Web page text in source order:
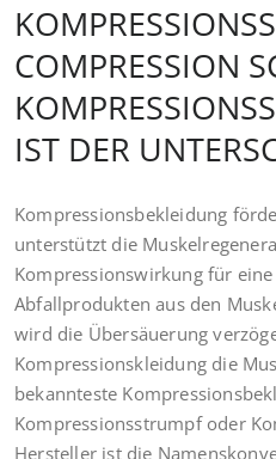
COMPRESSION
IST DER
Kompressionsbekleidung
unterstützt die
Kompressionswirkung für
Abfallprodukten aus den
wird die Übersäuerung
Kompressionskleidung die
bekannteste
Kompressionsstrumpf oder
Hersteller ist die